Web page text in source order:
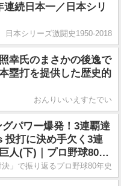
連続日本一／日本シリ
日本シリーズ激闘史1950-2018
幸氏のまさかの後逸で
塁打を提供した歴史的
おんりいいえすたでい
パワー爆発！3連覇達
投打に決め手欠く3連
人(下)｜プロ野球80年
決」で振り返るプロ野球80年史